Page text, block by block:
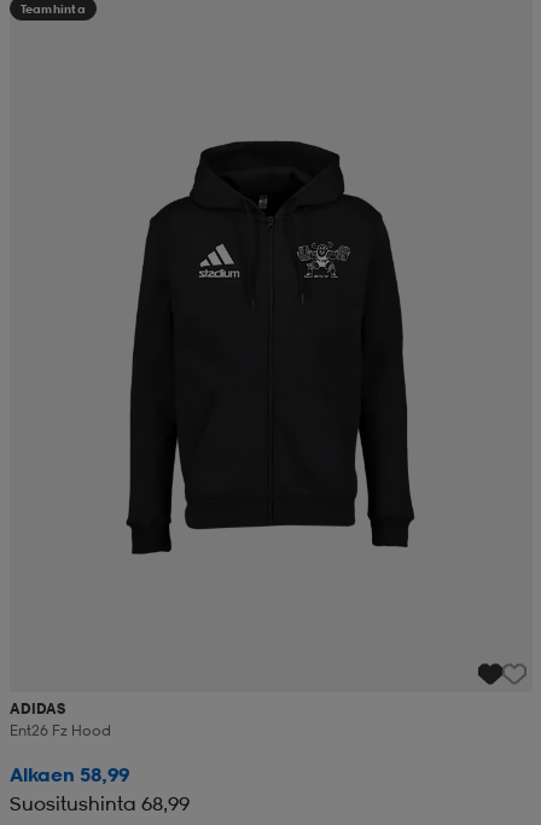
Teamhinta
ADIDAS
Ent26 Fz Hood
Alkaen 58,99
Suositushinta 68,99